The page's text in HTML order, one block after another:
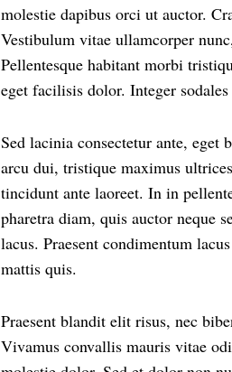
molestie dapibus orci ut auctor.
Vestibulum vitae ullamcorper
Pellentesque habitant morbi
eget facilisis dolor. Integer
Sed lacinia consectetur ante,
arcu dui, tristique maximus
tincidunt ante laoreet. In in
pharetra diam, quis auctor neque
lacus. Praesent condimentum
mattis quis.
Praesent blandit elit risus, nec
Vivamus convallis mauris vitae